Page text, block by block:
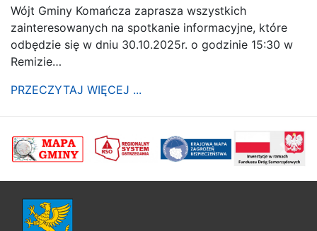
Wójt Gminy Komańcza zaprasza wszystkich
zainteresowanych na spotkanie informacyjne, które
odbędzie się w dniu 30.10.2025r. o godzinie 15:30 w
Remizie…
PRZECZYTAJ WIĘCEJ ...
poprzednii